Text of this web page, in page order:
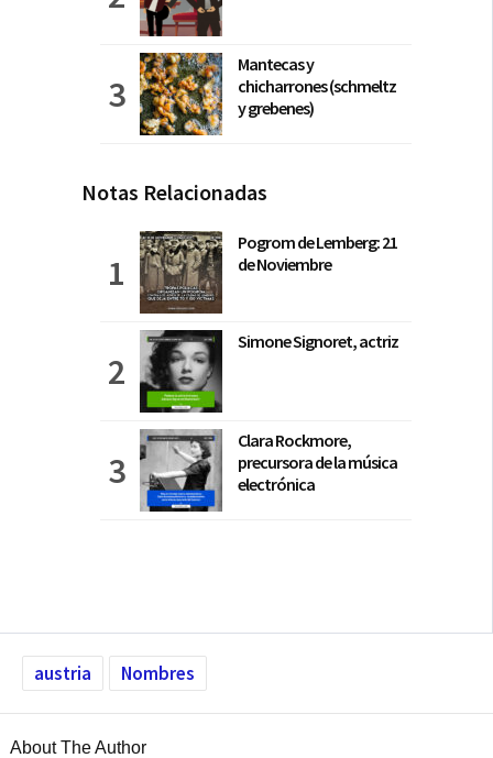
Mantecas y
chicharrones (schmeltz
y grebenes)
Notas Relacionadas
Pogrom de Lemberg: 21
de Noviembre
Simone Signoret, actriz
Clara Rockmore,
precursora de la música
electrónica
austria Nombres
About The Author